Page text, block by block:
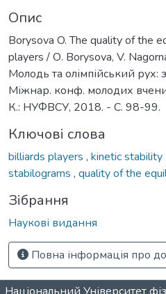
Опис
Borysova O. The quality of the
players / О. Borysova, V.
Молодь та олімпійський рух:
Міжнар. конф. молодих
К.: НУФВСУ, 2018. - С. 98-99.
Ключові слова
billiards players , kinetic stability,
stabilograms , quality of the
Зібрання
Наукові видання
Повна інформація про